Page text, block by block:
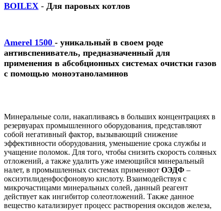
BOILEX - Для паровых котлов
Amerel 1500 - уникальный в своем роде
антивспениватель, предназначенный для
применения в абсобционных системах очистки газов
с помощью моноэтаноламинов
Минеральные соли, накапливаясь в больших концентрациях в
резервуарах промышленного оборудования, представляют
собой негативный фактор, вызывающий снижение
эффективности оборудования, уменьшение срока службы и
учащение поломок. Для того, чтобы снизить скорость соляных
отложений, а также удалить уже имеющийся минеральный
налет, в промышленных системах применяют ОЭДФ –
оксиэтилиденфосфоновую кислоту. Взаимодействуя с
микрочастицами минеральных солей, данный реагент
действует как ингибитор солеотложений. Также данное
вещество катализирует процесс растворения оксидов железа,